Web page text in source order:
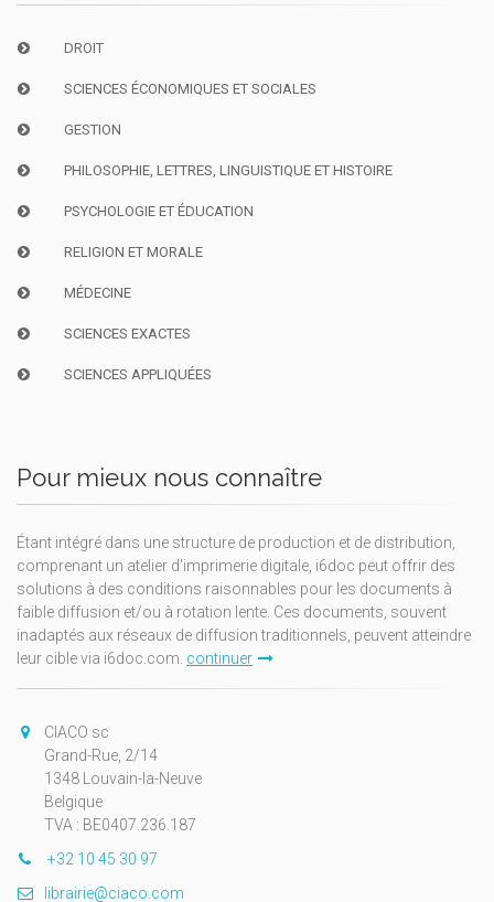
DROIT
SCIENCES ÉCONOMIQUES ET SOCIALES
GESTION
PHILOSOPHIE, LETTRES, LINGUISTIQUE ET HISTOIRE
PSYCHOLOGIE ET ÉDUCATION
RELIGION ET MORALE
MÉDECINE
SCIENCES EXACTES
SCIENCES APPLIQUÉES
Pour mieux nous connaître
Étant intégré dans une structure de production et de distribution,
comprenant un atelier d'imprimerie digitale, i6doc peut offrir des
solutions à des conditions raisonnables pour les documents à
faible diffusion et/ou à rotation lente. Ces documents, souvent
inadaptés aux réseaux de diffusion traditionnels, peuvent atteindre
leur cible via i6doc.com. continuer
CIACO sc
Grand-Rue, 2/14
1348 Louvain-la-Neuve
Belgique
TVA : BE0407.236.187
+32 10 45 30 97
librairie@ciaco.com